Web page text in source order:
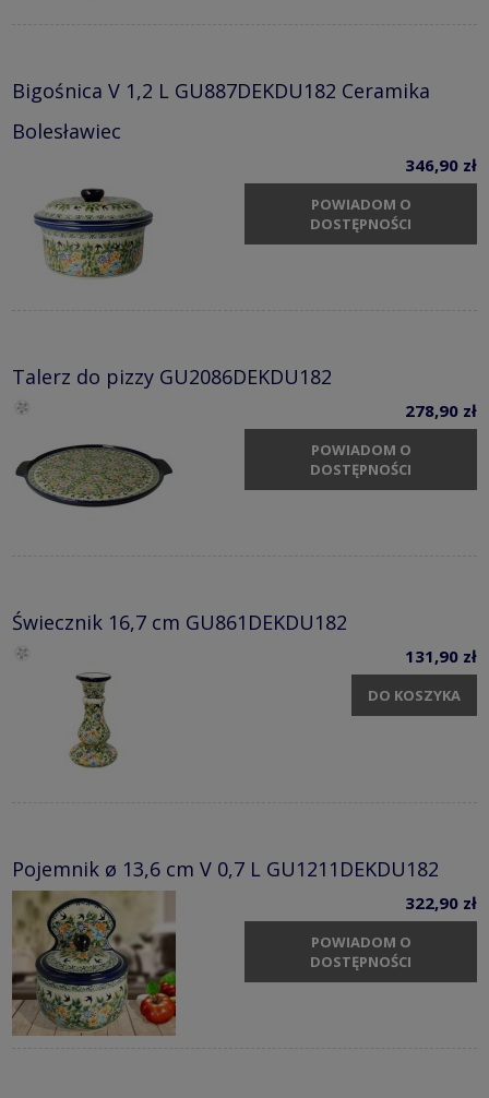
Bigośnica V 1,2 L GU887DEKDU182 Ceramika
Bolesławiec
346,90 zł
POWIADOM O
DOSTĘPNOŚCI
Talerz do pizzy GU2086DEKDU182
278,90 zł
POWIADOM O
DOSTĘPNOŚCI
Świecznik 16,7 cm GU861DEKDU182
131,90 zł
DO KOSZYKA
Pojemnik ø 13,6 cm V 0,7 L GU1211DEKDU182
322,90 zł
POWIADOM O
DOSTĘPNOŚCI